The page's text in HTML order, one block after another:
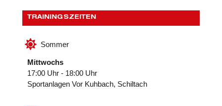
TRAININGSZEITEN
 Sommer
Mittwochs
17:00 Uhr - 18:00 Uhr
Sportanlagen Vor Kuhbach, Schiltach